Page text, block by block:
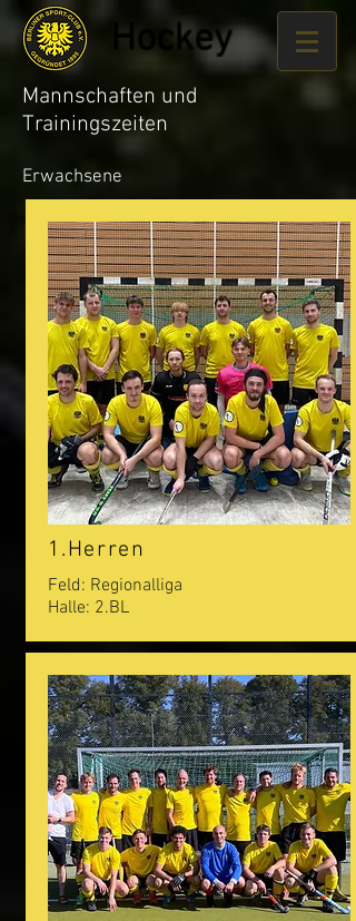
Hockey
Mannschaften und
Trainingszeiten
Erwachsene
1.Herren
Feld: Regionalliga
Halle: 2.BL